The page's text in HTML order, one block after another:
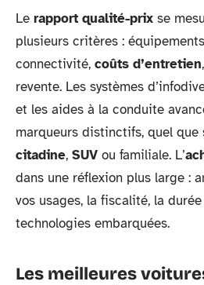
Le rapport qualité-prix se
plusieurs critères :
connectivité, coûts d’entretien
revente. Les systèmes
et les aides à la conduite
marqueurs distinctifs, quel que
citadine, SUV ou familiale. L’
dans une réflexion plus large :
vos usages, la fiscalité, la
technologies embarquées.
Les meilleures